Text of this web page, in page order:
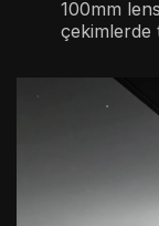
100mm
çekimlerde